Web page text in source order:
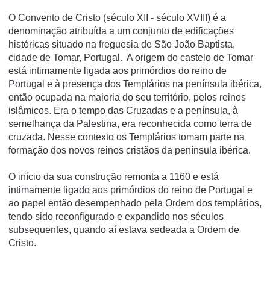
O Convento de Cristo (século XII - século XVIII) é a
denominação atribuí­da a um conjunto de edificações
históricas situado na freguesia de São João Baptista,
cidade de Tomar, Portugal. A origem do castelo de Tomar
está intimamente ligada aos primórdios do reino de
Portugal e à presença dos Templários na península ibérica,
então ocupada na maioria do seu território, pelos reinos
islâmicos. Era o tempo das Cruzadas e a península, à
semelhança da Palestina, era reconhecida como terra de
cruzada. Nesse contexto os Templários tomam parte na
formação dos novos reinos cristãos da península ibérica.
O iní­cio da sua construção remonta a 1160 e está
intimamente ligado aos primórdios do reino de Portugal e
ao papel então desempenhado pela Ordem dos templários,
tendo sido reconfigurado e expandido nos séculos
subsequentes, quando aí­ estava sedeada a Ordem de
Cristo.